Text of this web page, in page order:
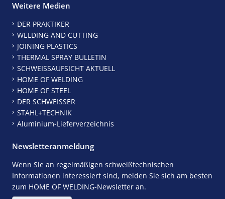
Weitere Medien
DER PRAKTIKER
WELDING AND CUTTING
JOINING PLASTICS
THERMAL SPRAY BULLETIN
SCHWEISSAUFSICHT AKTUELL
HOME OF WELDING
HOME OF STEEL
DER SCHWEISSER
STAHL+TECHNIK
Aluminium-Lieferverzeichnis
Newsletteranmeldung
Wenn Sie an regelmäßigen schweißtechnischen
Informationen interessiert sind, melden Sie sich am besten
zum HOME OF WELDING-Newsletter an.